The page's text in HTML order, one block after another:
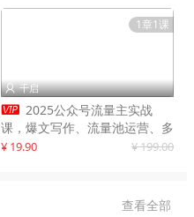
1章1课
 千启
 2025公众号流量主实战
课，爆文写作、流量池运营、多
平台分发，新手日入千元月赚5
¥ 19.90 ¥ 199.00
查看全部